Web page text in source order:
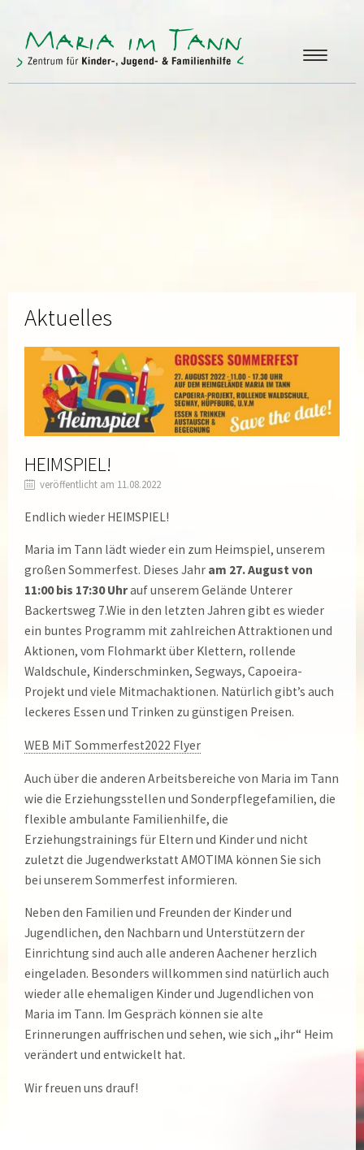
Aktuelles
HEIMSPIEL!
veröffentlicht am 11.08.2022
Endlich wieder HEIMSPIEL!
Maria im Tann lädt wieder ein zum Heimspiel, unserem
großen Sommerfest. Dieses Jahr am 27. August von
11:00 bis 17:30 Uhrauf unserem Gelände Unterer
Backertsweg 7.Wie in den letzten Jahren gibt es wieder
ein buntes Programm mit zahlreichen Attraktionen und
Aktionen, vom Flohmarkt über Klettern, rollende
Waldschule, Kinderschminken, Segways, Capoeira-
Projekt und viele Mitmachaktionen. Natürlich gibt’s auch
leckeres Essen und Trinken zu günstigen Preisen.
WEB MiT Sommerfest2022 Flyer
Auch über die anderen Arbeitsbereiche von Maria im Tann
wie die Erziehungsstellen und Sonderpflegefamilien, die
flexible ambulante Familienhilfe, die
Erziehungstrainings für Eltern und Kinder und nicht
zuletzt die Jugendwerkstatt AMOTIMA können Sie sich
bei unserem Sommerfest informieren.
Neben den Familien und Freunden der Kinder und
Jugendlichen, den Nachbarn und Unterstützern der
Einrichtung sind auch alle anderen Aachener herzlich
eingeladen. Besonders willkommen sind natürlich auch
wieder alle ehemaligen Kinder und Jugendlichen von
Maria im Tann. Im Gespräch können sie alte
Erinnerungen auffrischen und sehen, wie sich „ihr“ Heim
verändert und entwickelt hat.
Wir freuen uns drauf!